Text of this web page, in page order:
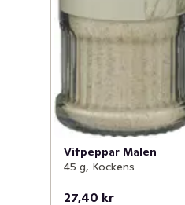
Vitpeppar Malen
45 g, Kockens
27,40 kr